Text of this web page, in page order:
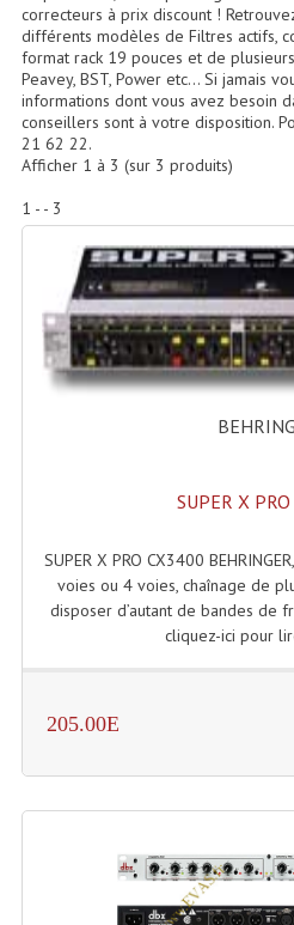
Accessoires
Accessoires Micro,
Cellule
Selecteurs
Amplificateurs
Egaliseur
Packs
Enceintes
Caissons De
correcteurs à prix discount !
différents modèles de Filtres actifs,
format rack 19 pouces et de
Peavey, BST, Power etc… Si jamais
informations dont vous avez besoin
conseillers sont à votre disposition.
21 62 22.
Afficher 1 à 3 (sur 3 produits)
1 - - 3
SUPER X
SUPER X PRO CX3400
voies ou 4 voies, chaînage de
disposer d’autant de bandes de
cliquez-ici pour
205.00E